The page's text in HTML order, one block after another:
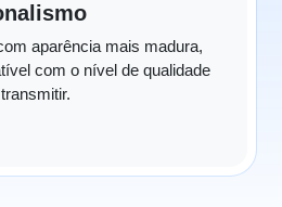
aparência mais madura,
com o nível de qualidade